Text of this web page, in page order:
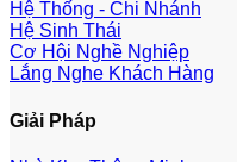
Hệ Thống - Chi Nhánh
Hệ Sinh Thái
Cơ Hội Nghề Nghiệp
Lắng Nghe Khách Hàng
Giải Pháp